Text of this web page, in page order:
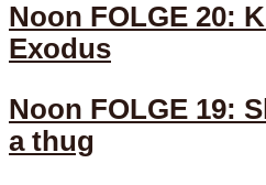
Noon FOLGE 20:
Exodus
Noon FOLGE 19:
a thug